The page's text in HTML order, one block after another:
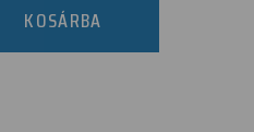
KOSÁRBA